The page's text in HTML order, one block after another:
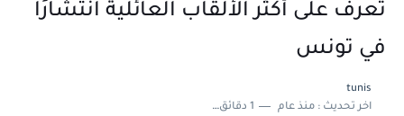
تعرف على أكثر الألقاب العائلية انتشارًا
في تونس
tunis
اخر تحديث :منذ عام 1 دقائق للقراءة